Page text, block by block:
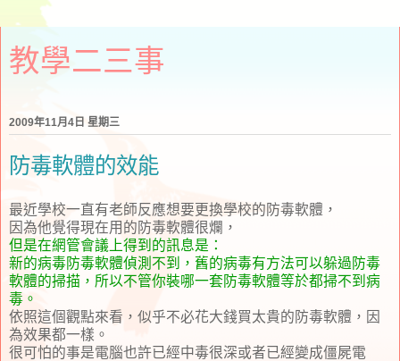
教學二三事
2009年11月4日 星期三
防毒軟體的效能
最近學校一直有老師反應想要更換學校的防毒軟體，
因為他覺得現在用的防毒軟體很爛，
但是在網管會議上得到的訊息是：
新的病毒防毒軟體偵測不到，舊的病毒有方法可以躲過防毒
軟體的掃描，所以不管你裝哪一套防毒軟體等於都掃不到病
毒。
依照這個觀點來看，似乎不必花大錢買太貴的防毒軟體，因
為效果都一樣。
很可怕的事是電腦也許已經中毒很深或者已經變成僵屍電